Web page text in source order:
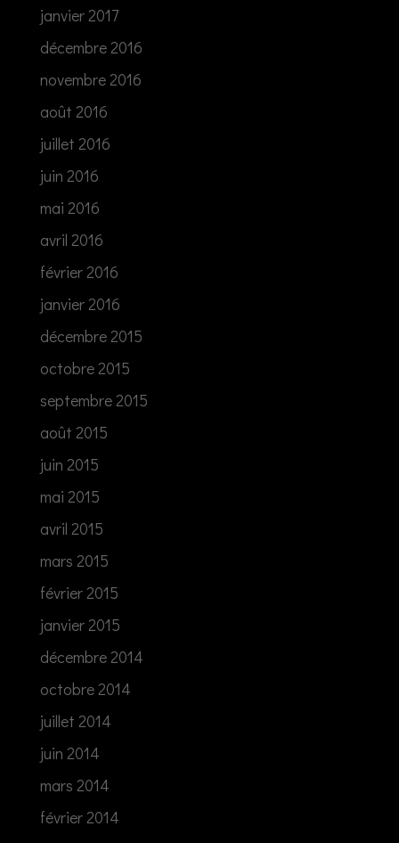
janvier 2017
décembre 2016
novembre 2016
août 2016
juillet 2016
juin 2016
mai 2016
avril 2016
février 2016
janvier 2016
décembre 2015
octobre 2015
septembre 2015
août 2015
juin 2015
mai 2015
avril 2015
mars 2015
février 2015
janvier 2015
décembre 2014
octobre 2014
juillet 2014
juin 2014
mars 2014
février 2014